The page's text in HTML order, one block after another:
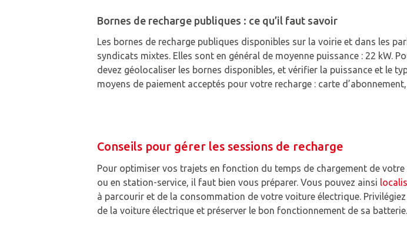
Bornes de recharge publiques : ce qu’il faut savoir
Les bornes de recharge publiques disponibles sur la voirie et dans les
syndicats mixtes. Elles sont en général de moyenne puissance : 22 kW.
devez géolocaliser les bornes disponibles, et vérifier la puissance et le
moyens de paiement acceptés pour votre recharge : carte
Conseils pour gérer les sessions de recharge
Pour optimiser vos trajets en fonction du temps de chargement de
ou en station-service, il faut bien vous préparer. Vous pouvez ainsi
à parcourir et de la consommation de votre voiture électrique.
de la voiture électrique et préserver le bon fonctionnement de sa batterie.